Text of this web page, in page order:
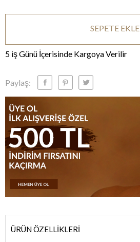
SEPETE EKLE
5 iş Günü İçerisinde Kargoya Verilir
Paylaş:
ÜRÜN ÖZELLIKLERI